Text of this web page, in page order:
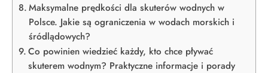
Maksymalne prędkości dla skuterów wodnych w
Polsce. Jakie są ograniczenia w wodach morskich i
śródlądowych?
Co powinien wiedzieć każdy, kto chce pływać
skuterem wodnym? Praktyczne informacje i porady